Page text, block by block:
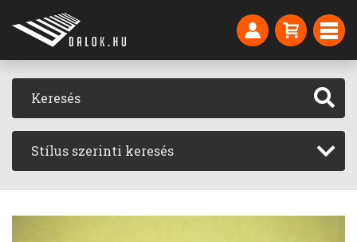
Stílus szerinti keresés